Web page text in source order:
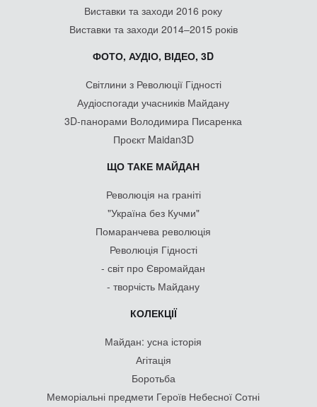
Виставки та заходи 2016 року
Виставки та заходи 2014–2015 років
ФОТО, АУДІО, ВІДЕО, 3D
Світлини з Революції Гідності
Аудіоспогади учасників Майдану
3D-панорами Володимира Писаренка
Проєкт Maidan3D
ЩО ТАКЕ МАЙДАН
Революція на граніті
"Україна без Кучми"
Помаранчева революція
Революція Гідності
- світ про Євромайдан
- творчість Майдану
КОЛЕКЦІЇ
Майдан: усна історія
Агітація
Боротьба
Меморіальні предмети Героїв Небесної Сотні